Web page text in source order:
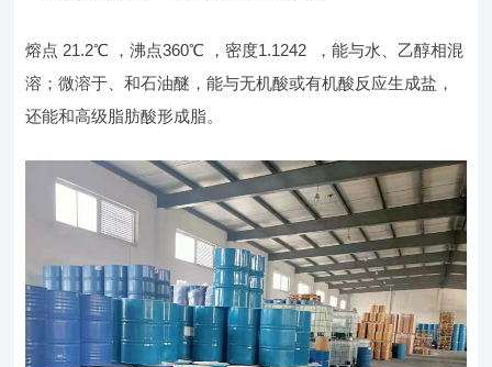
熔点 21.2℃ ，沸点360℃ ，密度1.1242 ，能与水、乙醇相混
溶；微溶于、和石油醚，能与无机酸或有机酸反应生成盐，
还能和高级脂肪酸形成脂。